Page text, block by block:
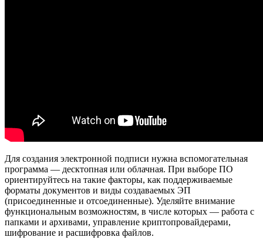
Для создания электронной подписи нужна вспомогательная
программа — десктопная или облачная. При выборе ПО
ориентируйтесь на такие факторы, как поддерживаемые
форматы документов и виды создаваемых ЭП
(присоединенные и отсоединенные). Уделяйте внимание
функциональным возможностям, в числе которых — работа с
папками и архивами, управление криптопровайдерами,
шифрование и расшифровка файлов.